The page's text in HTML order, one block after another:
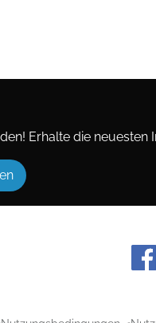
Erhalte die neuesten